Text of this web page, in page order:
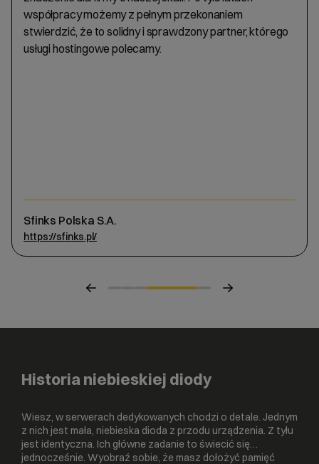
współpracy możemy z pełnym przekonaniem
stwierdzić, że to solidny i sprawdzony partner, którego
usługi hostingowe polecamy.
Sfinks Polska S.A.
https://sfinks.pl/
Historia niebieskiej diody
Wiesz, w serwerach dedykowanych chodzi o detale. Jednym
z nich jest mała, niebieska dioda z przodu urządzenia. Z tyłu
jest identyczna. Ich główne zadanie to świecić się…
jednocześnie. Wyobraź sobie, że masz dołożyć pamięć